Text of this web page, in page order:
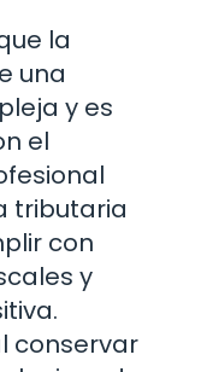
la
una
y es
el
tributaria
con
y
conservar